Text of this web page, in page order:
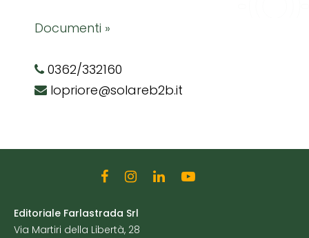
Documenti »
0362/332160
lopriore@solareb2b.it
Editoriale Farlastrada Srl
Via Martiri della Libertà, 28